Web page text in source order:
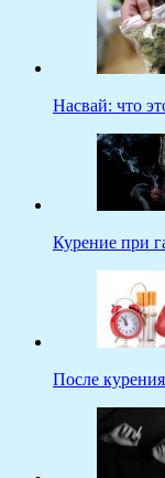
Насвай: что
Курение при
После